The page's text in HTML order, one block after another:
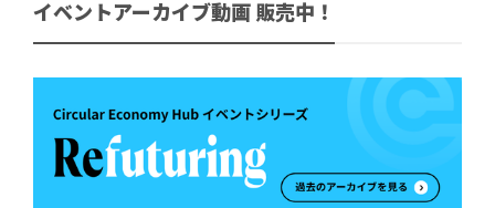
イベントアーカイブ動画 販売中！